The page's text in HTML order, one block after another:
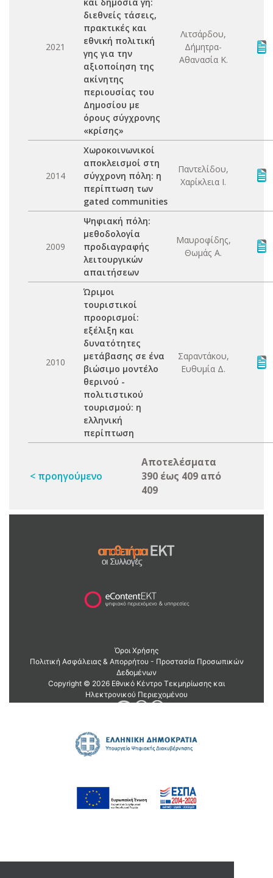
2021
διεθνείς τάσεις,
πρακτικές και
εθνική πολιτική
γης για την
αξιοποίηση της
ακίνητης
περιουσίας του
Δημοσίου με
όρους σύγχρονης
«κρίσης»
Λιτσάρδου,
Δήμητρα-
Αθανασία Κ.
2014
Χωροκοινωνικοί
αποκλεισμοί στη
σύγχρονη πόλη: η
περίπτωση των
gated communities
Παντελίδου,
Χαρίκλεια Ι.
2009
Ψηφιακή πόλη:
μεθοδολογία
προδιαγραφής
λειτουργικών
απαιτήσεων
Μαυροφίδης,
Θωμάς Α.
2010
Ώριμοι
τουριστικοί
προορισμοί:
εξέλιξη και
δυνατότητες
μετάβασης σε ένα
βιώσιμο μοντέλο
θερινού -
πολιτιστικού
τουρισμού: η
ελληνική
περίπτωση
Σαραντάκου,
Ευθυμία Δ.
< προηγούμενο
Αποτελέσματα
390 έως 409 από
409